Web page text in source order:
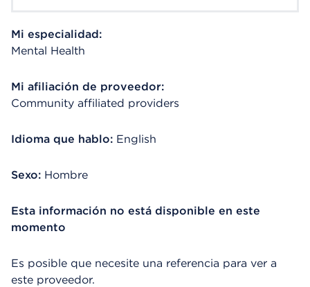
Mi especialidad:
Mental Health
Mi afiliación de proveedor:
Community affiliated providers
Idioma que hablo: English
Sexo: Hombre
Esta información no está disponible en este
momento
Es posible que necesite una referencia para ver a
este proveedor.